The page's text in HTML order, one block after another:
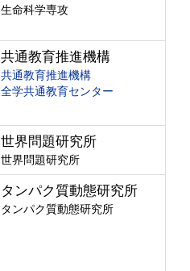
生命科学専攻
共通教育推進機構
共通教育推進機構
全学共通教育センター
世界問題研究所
世界問題研究所
タンパク質動態研究所
タンパク質動態研究所